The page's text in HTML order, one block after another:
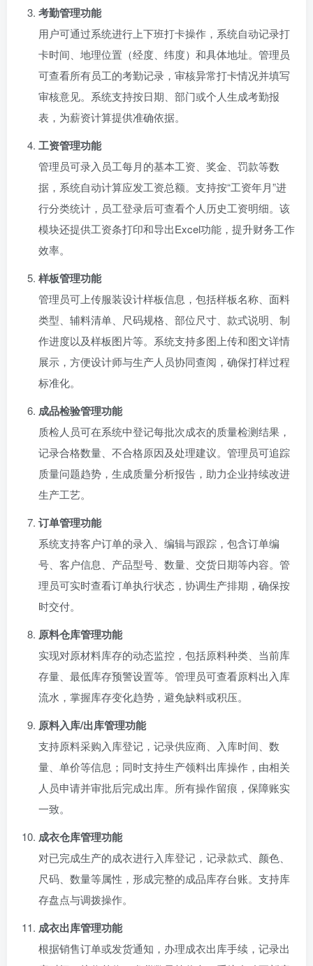
考勤管理功能
用户可通过系统进行上下班打卡操作，系统自动记录打
卡时间、地理位置（经度、纬度）和具体地址。管理员
可查看所有员工的考勤记录，审核异常打卡情况并填写
审核意见。系统支持按日期、部门或个人生成考勤报
表，为薪资计算提供准确依据。
工资管理功能
管理员可录入员工每月的基本工资、奖金、罚款等数
据，系统自动计算应发工资总额。支持按“工资年月”进
行分类统计，员工登录后可查看个人历史工资明细。该
模块还提供工资条打印和导出Excel功能，提升财务工作
效率。
样板管理功能
管理员可上传服装设计样板信息，包括样板名称、面料
类型、辅料清单、尺码规格、部位尺寸、款式说明、制
作进度以及样板图片等。系统支持多图上传和图文详情
展示，方便设计师与生产人员协同查阅，确保打样过程
标准化。
成品检验管理功能
质检人员可在系统中登记每批次成衣的质量检测结果，
记录合格数量、不合格原因及处理建议。管理员可追踪
质量问题趋势，生成质量分析报告，助力企业持续改进
生产工艺。
订单管理功能
系统支持客户订单的录入、编辑与跟踪，包含订单编
号、客户信息、产品型号、数量、交货日期等内容。管
理员可实时查看订单执行状态，协调生产排期，确保按
时交付。
原料仓库管理功能
实现对原材料库存的动态监控，包括原料种类、当前库
存量、最低库存预警设置等。管理员可查看原料出入库
流水，掌握库存变化趋势，避免缺料或积压。
原料入库/出库管理功能
支持原料采购入库登记，记录供应商、入库时间、数
量、单价等信息；同时支持生产领料出库操作，由相关
人员申请并审批后完成出库。所有操作留痕，保障账实
一致。
成衣仓库管理功能
对已完成生产的成衣进行入库登记，记录款式、颜色、
尺码、数量等属性，形成完整的成品库存台账。支持库
存盘点与调拨操作。
成衣出库管理功能
根据销售订单或发货通知，办理成衣出库手续，记录出